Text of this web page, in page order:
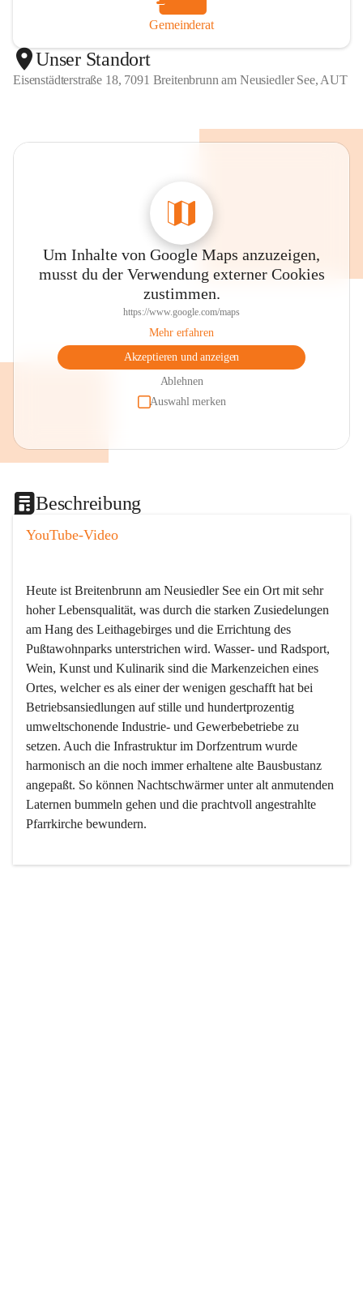
Gemeinderat
Unser Standort
Eisenstädterstraße 18, 7091 Breitenbrunn am Neusiedler See, AUT
Um Inhalte von Google Maps anzuzeigen,
musst du der Verwendung externer Cookies
zustimmen.
https://www.google.com/maps
Mehr erfahren
Akzeptieren und anzeigen
Ablehnen
Auswahl merken
Beschreibung
YouTube-Video
Heute ist Breitenbrunn am Neusiedler See ein Ort mit sehr
hoher Lebensqualität, was durch die starken Zusiedelungen
am Hang des Leithagebirges und die Errichtung des
Pußtawohnparks unterstrichen wird. Wasser- und Radsport,
Wein, Kunst und Kulinarik sind die Markenzeichen eines
Ortes, welcher es als einer der wenigen geschafft hat bei
Betriebsansiedlungen auf stille und hundertprozentig
umweltschonende Industrie- und Gewerbebetriebe zu
setzen. Auch die Infrastruktur im Dorfzentrum wurde
harmonisch an die noch immer erhaltene alte Bausbustanz
angepaßt. So können Nachtschwärmer unter alt anmutenden
Laternen bummeln gehen und die prachtvoll angestrahlte
Pfarrkirche bewundern.
Der Weinbau dominert heute nicht mehr, ist aber integrativer